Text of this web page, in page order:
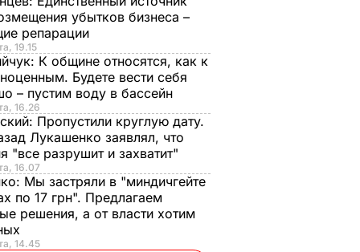
убытков бизнеса –
репарации
19.15
К общине относятся, как к
Будете вести себя
– пустим воду в бассейн
16.26
Пропустили круглую дату.
Лукашенко заявлял, что
"все разрушит и захватит"
16.07
Мы застряли в "миндичгейте
по 17 грн". Предлагаем
решения, а от власти хотим
14.45